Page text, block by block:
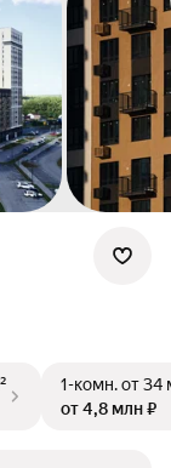
1-комн.от 34
от 4,8 млн ₽